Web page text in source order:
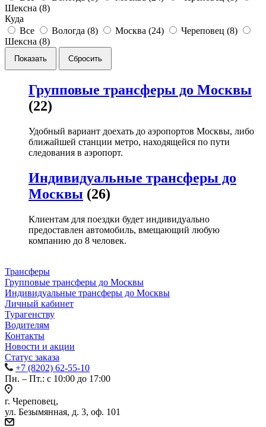
Шексна (8)
Куда
Все
Вологда (8) Москва (24) Череповец (8)
Шексна (8)
Групповые трансферы до Москвы
(22)
Удобный вариант доехать до аэропортов Москвы, либо
ближайшей станции метро, находящейся по пути
следования в аэропорт.
Индивидуальные трансферы до
Москвы (26)
Клиентам для поездки будет индивидуально
предоставлен автомобиль, вмещающий любую
компанию до 8 человек.
Трансферы
Групповые трансферы до Москвы
Индивидуальные трансферы до Москвы
Личный кабинет
Турагенству
Водителям
Контакты
Новости и акции
Статус заказа
+7 (8202) 62-55-10
Пн. – Пт.: с 10:00 до 17:00
г. Череповец,
ул. Безымянная, д. 3, оф. 101